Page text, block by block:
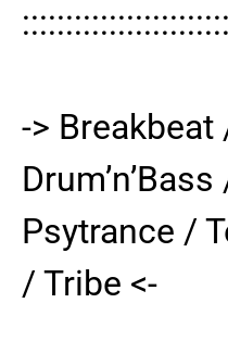
->
Psytrance /
/ Tribe <-